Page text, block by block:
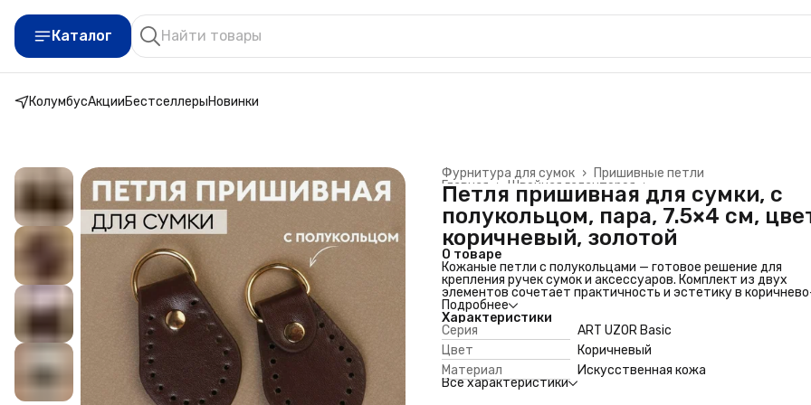
Каталог
КолумбусАкцииБестселлерыНовинки
Пришивные петли
Фурнитура для сумок ›
Швейная галантерея ›
Главная ›
Петля пришивная для сумки, с
полукольцом, пара, 7.5×4 см,
коричневый, золотой
О товаре
Кожаные петли с полукольцами — готовое решение для
крепления ручек сумок и аксессуаров. Комплект из двух
элементов сочетает практичность и эстетику в
золотой гамме.
Конструктивные преимущества
Искусственная кожа — устойчива к износу при ежедневном
использовании
Усиленные строчки — гарантируют надежность крепления
Полукольцо из металлизированного сплава — выдерживает
содержимого
Универсальный размер 7.5×4 см — подходит для
Подробнее
Характеристики
Серия
ART UZOR Basic
Цвет
Коричневый
Материал
Искусственная кожа
Все характеристики